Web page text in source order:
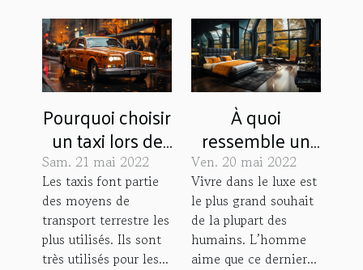
Pourquoi choisir
un taxi lors de
ses voyages
touristiques ?
Sam. 21 mai 2022
Les taxis font partie
des moyens de
transport terrestre les
plus utilisés. Ils sont
très utilisés pour les...
À quoi
ressemble un
hôtel 3 étoiles à
Paris ?
Ven. 20 mai 2022
Vivre dans le luxe est
le plus grand souhait
de la plupart des
humains. L’homme
aime que ce dernier...